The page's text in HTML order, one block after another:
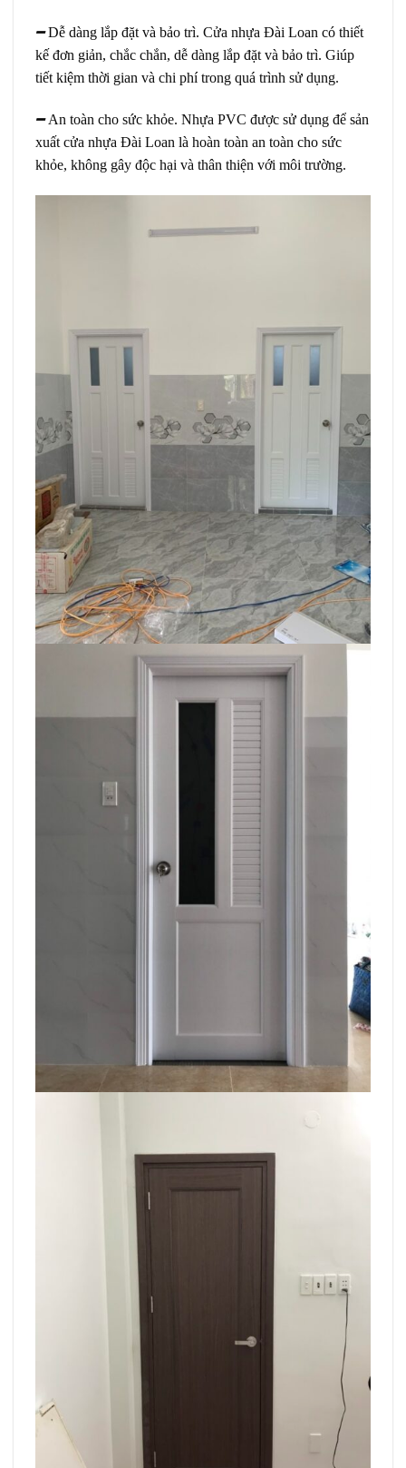
━Dễ dàng lắp đặt và bảo trì. Cửa nhựa Đài Loan có thiết
kế đơn giản, chắc chắn, dễ dàng lắp đặt và bảo trì. Giúp
tiết kiệm thời gian và chi phí trong quá trình sử dụng.
━An toàn cho sức khỏe. Nhựa PVC được sử dụng để sản
xuất cửa nhựa Đài Loan là hoàn toàn an toàn cho sức
khỏe, không gây độc hại và thân thiện với môi trường.